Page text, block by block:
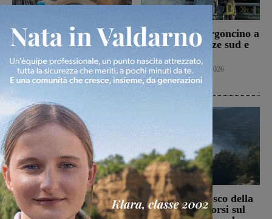
Bucine, incendio di
oliveta e bosco a San
Pancrazio. Tre ettari
l’area bruciata
Cronaca 7 Agosto 2026
Autostrada, furgoncino a
fuoco tra Firenze sud e
Incisa Reggello
Cronaca 7 Agosto 2026
Il Terranuova Traiana
allo “Zecchini” di
Incendio nel bosco della
Trappola. Soccorsi sul